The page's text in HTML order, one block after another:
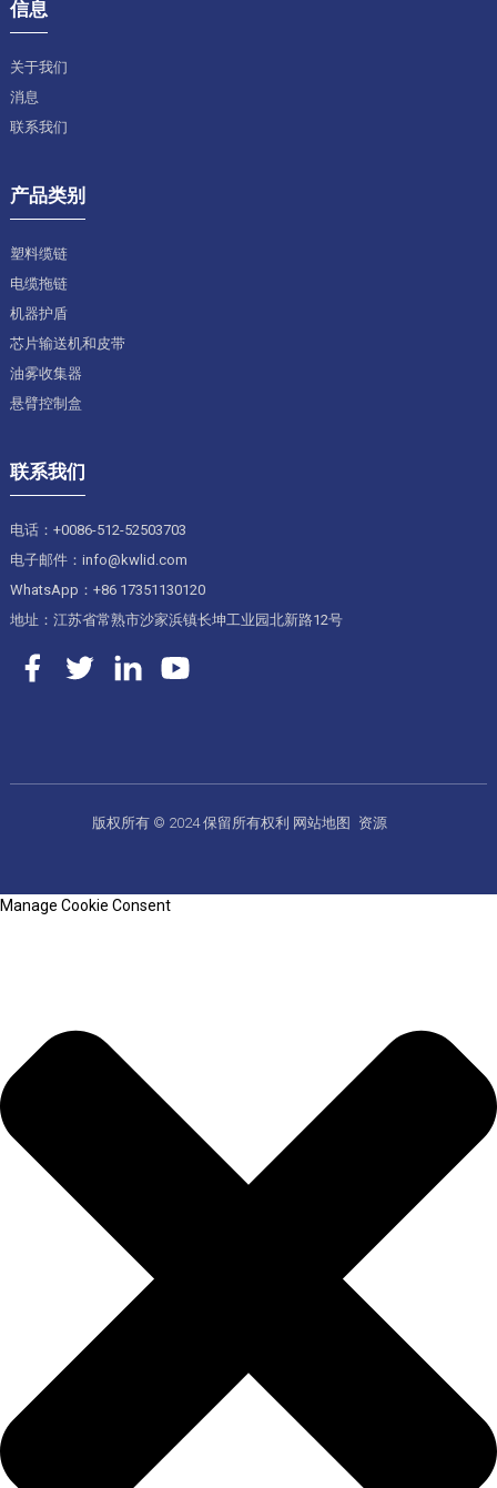
信息
关于我们
消息
联系我们
产品类别
塑料缆链
电缆拖链
机器护盾
芯片输送机和皮带
油雾收集器
悬臂控制盒
联系我们
电话：+0086-512-52503703
电子邮件：info@kwlid.com
WhatsApp：+86 17351130120
地址：江苏省常熟市沙家浜镇长坤工业园北新路12号
版权所有 © 2024 保留所有权利 网站地图 资源
Manage Cookie Consent